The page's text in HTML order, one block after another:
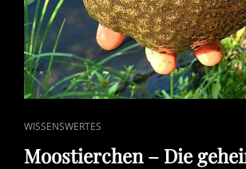
CAT
LINKS
WISSENSWERTES
Moostierchen – Die